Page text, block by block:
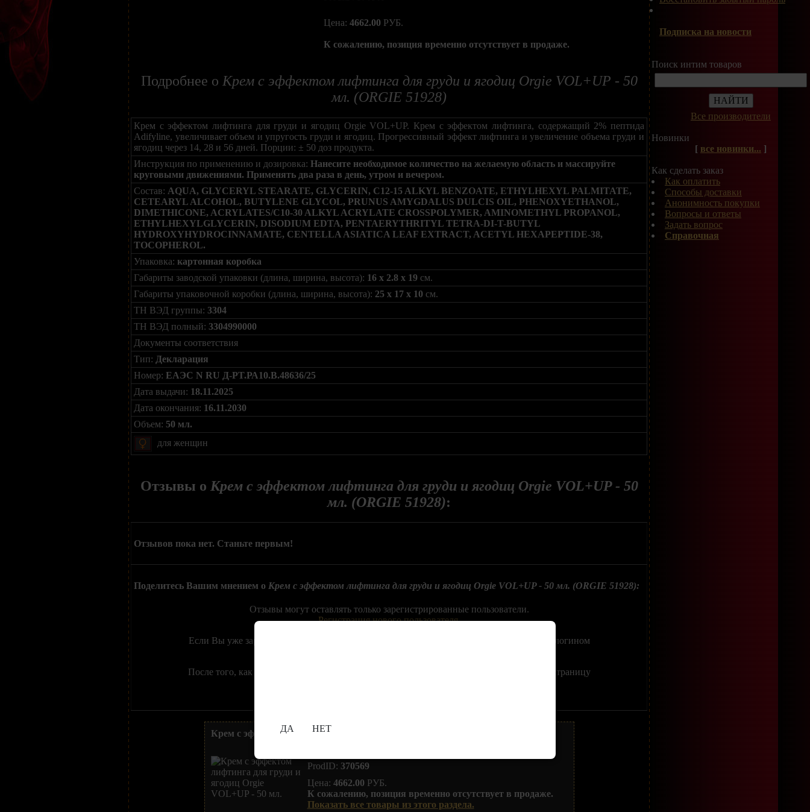
Цена: 4662.00 РУБ.
К сожалению, позиция временно отсутствует в продаже.
Подробнее о Крем с эффектом лифтинга для груди и ягодиц Orgie VOL+UP - 50
мл. (ORGIE 51928)
Крем с эффектом лифтинга для груди и ягодиц Orgie VOL+UP. Крем с эффектом лифтинга, содержащий 2% пептида
Adifyline, увеличивает объем и упругость груди и ягодиц. Прогрессивный эффект лифтинга и увеличение объема груди и
ягодиц через 14, 28 и 56 дней. Порции: ± 50 доз продукта.
Инструкция по применению и дозировка: Нанесите необходимое количество на желаемую область и массируйте
круговыми движениями. Применять два раза в день, утром и вечером.
Состав: AQUA, GLYCERYL STEARATE, GLYCERIN, C12-15 ALKYL BENZOATE, ETHYLHEXYL PALMITATE,
CETEARYL ALCOHOL, BUTYLENE GLYCOL, PRUNUS AMYGDALUS DULCIS OIL, PHENOXYETHANOL,
DIMETHICONE, ACRYLATES/C10-30 ALKYL ACRYLATE CROSSPOLYMER, AMINOMETHYL PROPANOL,
ETHYLHEXYLGLYCERIN, DISODIUM EDTA, PENTAERYTHRITYL TETRA-DI-T-BUTYL
HYDROXYHYDROCINNAMATE, CENTELLA ASIATICA LEAF EXTRACT, ACETYL HEXAPEPTIDE-38,
TOCOPHEROL.
Упаковка: картонная коробка
Габариты заводской упаковки (длина, ширина, высота): 16 x 2.8 x 19 см.
Габариты упаковочной коробки (длина, ширина, высота): 25 x 17 x 10 см.
ТН ВЭД группы: 3304
ТН ВЭД полный: 3304990000
Документы соответствия
Тип: Декларация
Номер: ЕАЭС N RU Д-PT.РА10.В.48636/25
Дата выдачи: 18.11.2025
Дата окончания: 16.11.2030
Объем: 50 мл.
для женщин
Отзывы о Крем с эффектом лифтинга для груди и ягодиц Orgie VOL+UP - 50
мл. (ORGIE 51928):
Отзывов пока нет. Станьте первым!
Поделитесь Вашим мнением о Крем с эффектом лифтинга для груди и ягодиц Orgie VOL+UP - 50 мл. (ORGIE 51928):
Отзывы могут оставлять только зарегистрированные пользователи.
Регистрация нового пользователя.
Если Вы уже зарегистрированный пользователь,
под своим логином
После того, как Вы посетите Личный кабинет,
, чтобы обновить страницу
Крем с эффектом лифтинга для груди и ягодиц Orgie VOL+UP - 50 мл.
ProdID: 370569
Цена: 4662.00 РУБ.
К сожалению, позиция временно отсутствует в продаже.
Показать все товары из этого раздела.
Подписка на новости
Поиск интим товаров
Все производители
Новинки
[ все новинки... ]
Как сделать заказ
Как оплатить
Способы доставки
Анонимность покупки
Вопросы и ответы
Задать вопрос
Справочная
ДА НЕТ